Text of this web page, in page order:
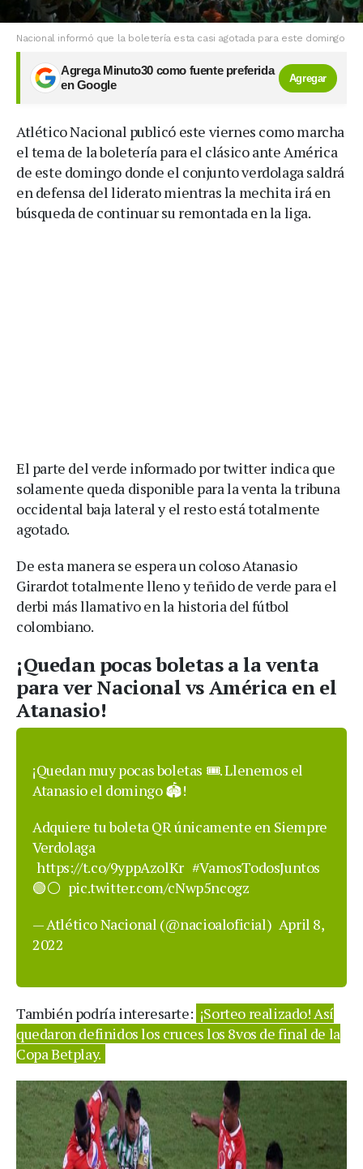
Nacional informó que la boletería esta casi agotada para este domingo
Agrega Minuto30 como fuente preferida
en Google
Agregar
Atlético Nacional publicó este viernes como marcha
el tema de la boletería para el clásico ante América
de este domingo donde el conjunto verdolaga saldrá
en defensa del liderato mientras la mechita irá en
búsqueda de continuar su remontada en la liga.
El parte del verde informado por twitter indica que
solamente queda disponible para la venta la tribuna
occidental baja lateral y el resto está totalmente
agotado.
De esta manera se espera un coloso Atanasio
Girardot totalmente lleno y teñido de verde para el
derbi más llamativo en la historia del fútbol
colombiano.
¡Quedan pocas boletas a la venta
para ver Nacional vs América en el
Atanasio!
¡Quedan muy pocas boletas 🎟️. Llenemos el
Atanasio el domingo 🏟️!
Adquiere tu boleta QR únicamente en Siempre
Verdolaga
https://t.co/9yppAzolKr #VamosTodosJuntos
🟢⚪ pic.twitter.com/cNwp5ncogz
— Atlético Nacional (@nacioaloficial) April 8,
2022
También podría interesarte: ¡Sorteo realizado! Así
quedaron definidos los cruces los 8vos de final de la
Copa Betplay.